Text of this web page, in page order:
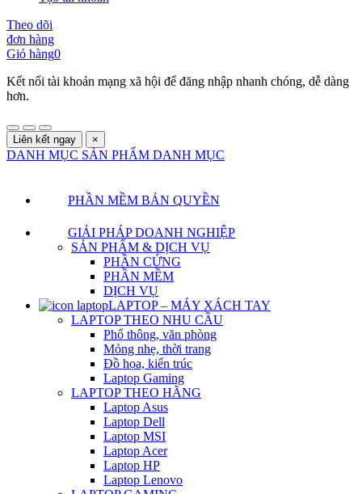
Theo dõi
đơn hàng
Giỏ hàng0
Kết nối tài khoản mạng xã hội để đăng nhập nhanh chóng, dễ dàng
hơn.
Liên kết ngay ×
DANH MỤC SẢN PHẨM DANH MỤC
PHẦN MỀM BẢN QUYỀN
GIẢI PHÁP DOANH NGHIỆP
SẢN PHẨM & DỊCH VỤ
PHẦN CỨNG
PHẦN MỀM
DỊCH VỤ
LAPTOP – MÁY XÁCH TAY
LAPTOP THEO NHU CẦU
Phổ thông, văn phòng
Mỏng nhẹ, thời trang
Đồ họa, kiến trúc
Laptop Gaming
LAPTOP THEO HÃNG
Laptop Asus
Laptop Dell
Laptop MSI
Laptop Acer
Laptop HP
Laptop Lenovo